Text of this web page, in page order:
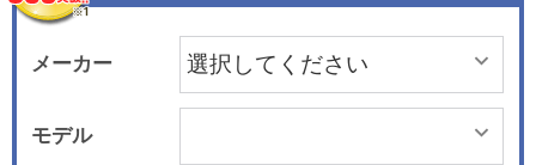
メーカー
モデル